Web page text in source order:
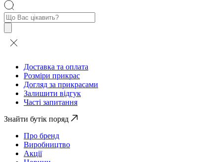
Пошук
товарів
Доставка та оплата
Розміри прикрас
Догляд за прикрасами
Залишити відгук
Часті запитання
Знайти бутік поряд
Про бренд
Виробництво
Акції